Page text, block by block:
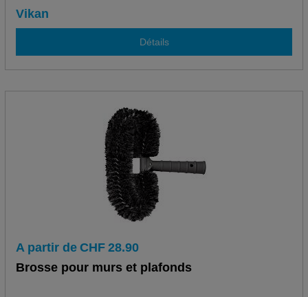
Vikan
Détails
A partir de CHF 28.90
Brosse pour murs et plafonds